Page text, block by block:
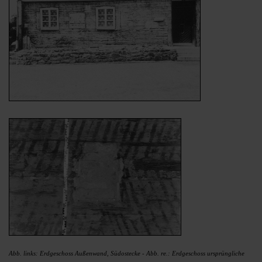
Abb. links: Erdgeschoss Außenwand, Südostecke - Abb. re.: Erdgeschoss ursprüngliche